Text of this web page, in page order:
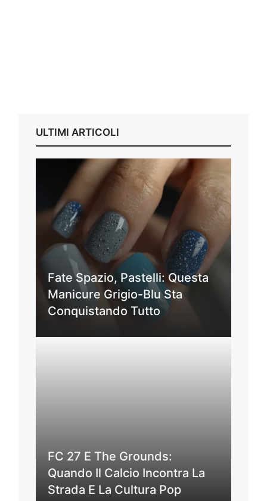
ULTIMI ARTICOLI
Fate Spazio, Pastelli: Questa
Manicure Grigio-Blu Sta
Conquistando Tutto
FC 27 E The Grounds:
Quando Il Calcio Incontra La
Strada E La Cultura Pop